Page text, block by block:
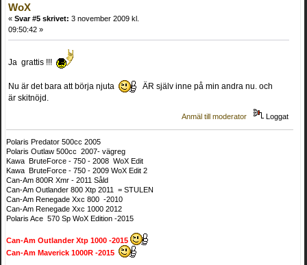
WoX
« Svar #5 skrivet: 3 november 2009 kl.
09:50:42 »
Ja grattis !!!
Nu är det bara att börja njuta
ÄR själv inne på min andra nu. och
är skitnöjd.
Anmäl till moderator Loggat
Polaris Predator 500cc 2005
Polaris Outlaw 500cc 2007- vägreg
Kawa BruteForce - 750 - 2008 WoX Edit
Kawa BruteForce - 750 - 2009 WoX Edit 2
Can-Am 800R Xmr - 2011 Såld
Can-Am Outlander 800 Xtp 2011 = STULEN
Can-Am Renegade Xxc 800 -2010
Can-Am Renegade Xxc 1000 2012
Polaris Ace 570 Sp WoX Edition -2015
Can-Am Outlander Xtp 1000 -2015
Can-Am Maverick 1000R -2015